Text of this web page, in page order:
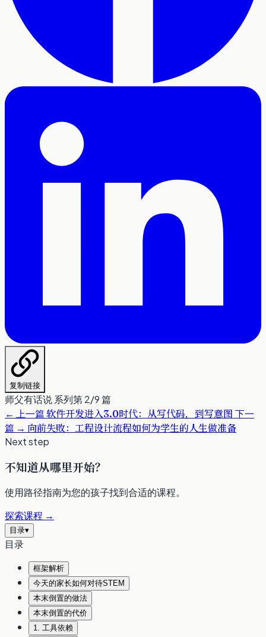
复制链接
师父有话说 系列第 2/9 篇
←
上一篇 软件开发进入3.0时代：从写代码，到写意图 下一
篇 → 向前失败：工程设计流程如何为学生的人生做准备
Next step
不知道从哪里开始？
使用路径指南为您的孩子找到合适的课程。
探索课程 →
目录▾
目录
框架解析
今天的家长如何对待STEM
本末倒置的做法
本末倒置的代价
1. 工具依赖